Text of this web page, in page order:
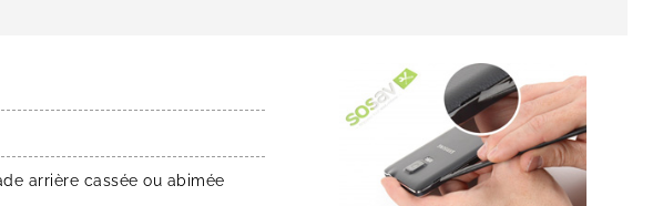
arrière cassée ou abimée